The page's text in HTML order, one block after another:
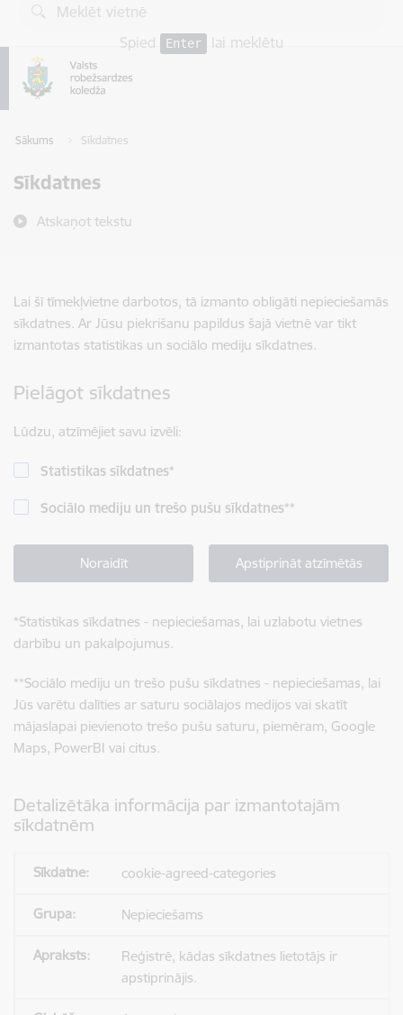
Pāriet uz lapas saturu
Spied
Enter lai meklētu
Sākums Sīkdatnes
Sīkdatnes
Atskaņot tekstu
Lai šī tīmekļvietne darbotos, tā izmanto obligāti nepieciešamās
sīkdatnes. Ar Jūsu piekrišanu papildus šajā vietnē var tikt
izmantotas statistikas un sociālo mediju sīkdatnes.
Pielāgot sīkdatnes
Lūdzu, atzīmējiet savu izvēli:
Statistikas sīkdatnes*
Sociālo mediju un trešo pušu sīkdatnes**
Noraidīt Apstiprināt atzīmētās
*Statistikas sīkdatnes - nepieciešamas, lai uzlabotu vietnes
darbību un pakalpojumus.
**Sociālo mediju un trešo pušu sīkdatnes - nepieciešamas, lai
Jūs varētu dalīties ar saturu sociālajos medijos vai skatīt
mājaslapai pievienoto trešo pušu saturu, piemēram, Google
Maps, PowerBI vai citus.
Detalizētāka informācija par izmantotajām
sīkdatnēm
cookie-agreed-categories
Nepieciešams
Reģistrē, kādas sīkdatnes lietotājs ir
apstiprinājis.